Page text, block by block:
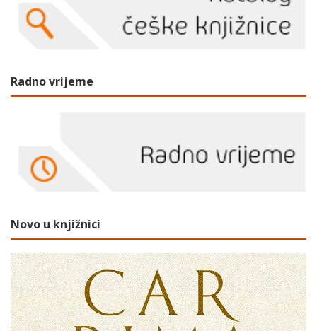
Radno vrijeme
Novo u knjižnici